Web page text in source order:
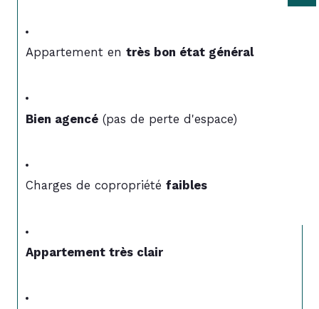
Appartement en très bon état général
Bien agencé (pas de perte d'espace)
Charges de copropriété faibles
Appartement très clair